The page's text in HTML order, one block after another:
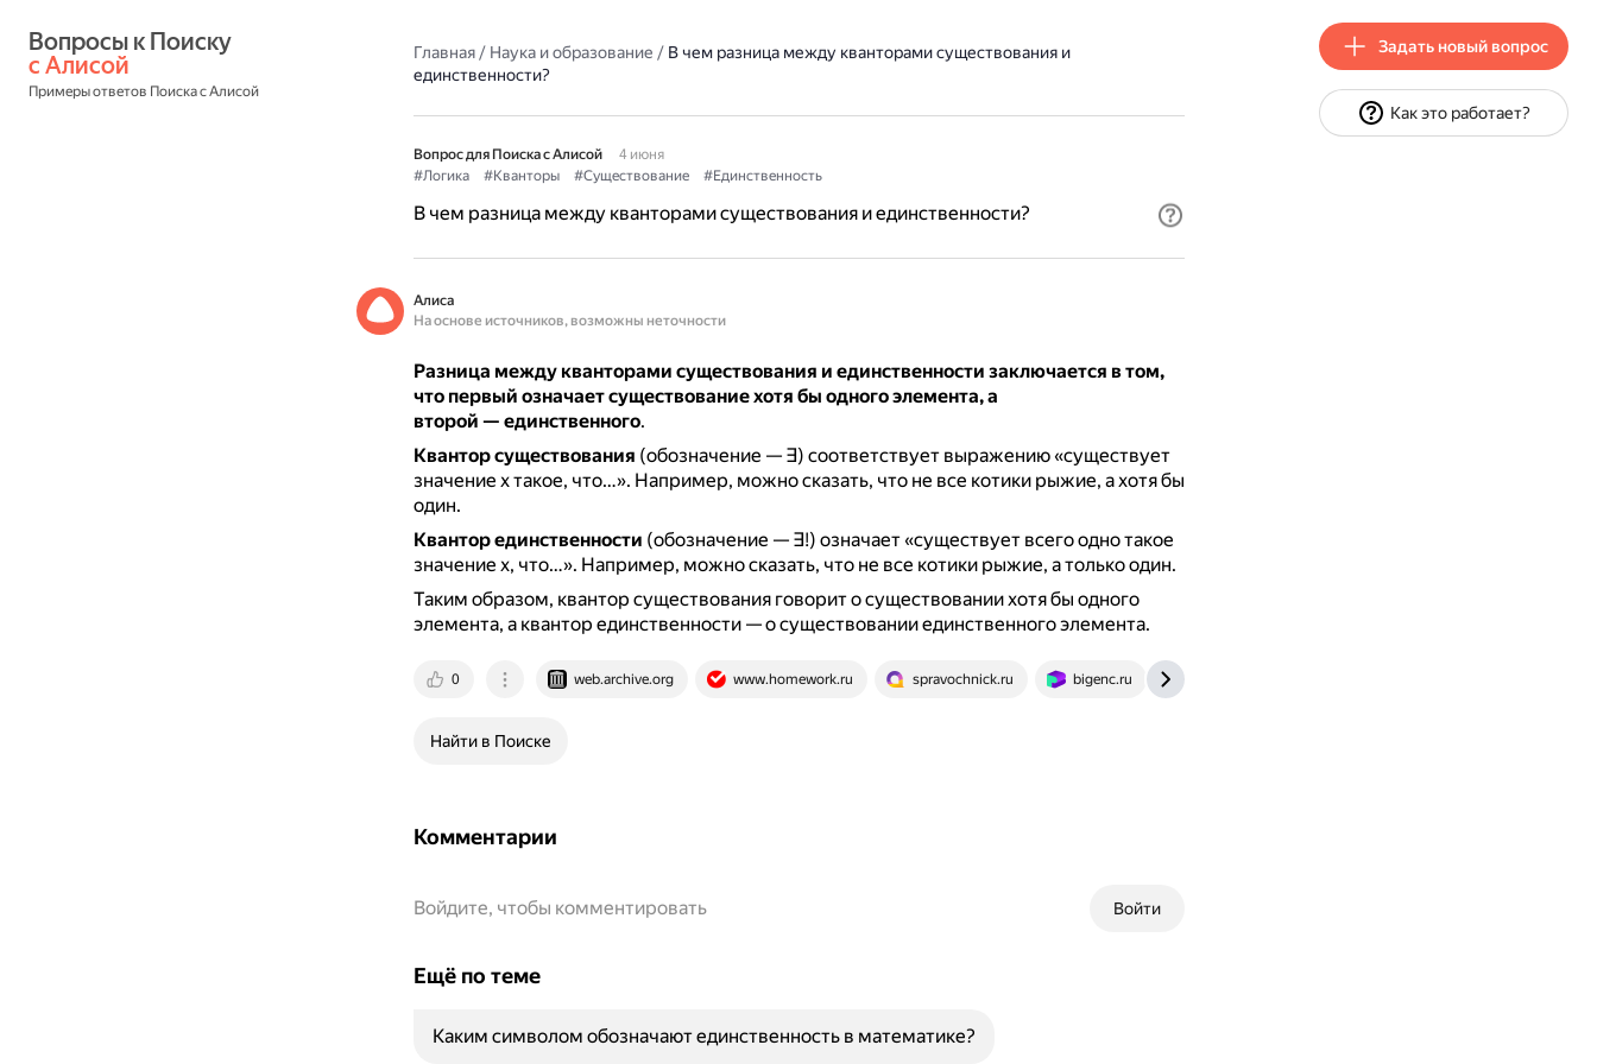
с Алисой
Примеры ответов Поиска с Алисой
Главная/ Наука и образование / В чем разница между кванторами существования и
единственности?
Вопрос для Поиска с Алисой
4 июня
#Логика
#Кванторы #Существование #Единственность
В чем разница между кванторами существования и единственности?
Алиса
На основе источников, возможны неточности
Разница между кванторами существования и единственности заключается в том,
что первый означает существование хотя бы одного элемента, а
второй — единственного.
Квантор существования (обозначение — ∃) соответствует выражению «существует
значение x такое, что…». Например, можно сказать, что не все котики рыжие, а хотя бы
один.
Квантор единственности (обозначение — ∃!) означает «существует всего одно такое
значение x, что…». Например, можно сказать, что не все котики рыжие, а только один.
Таким образом, квантор существования говорит о существовании хотя бы одного
элемента, а квантор единственности — о существовании единственного элемента.
0 web.archive.org www.homework.ru spravochnick.ru bigenc.ru
Найти в Поиске
Комментарии
Войти
Войдите, чтобы комментировать
Ещё по теме
Каким символом обозначают единственность в математике?
Задать новый вопрос
Как это работает?